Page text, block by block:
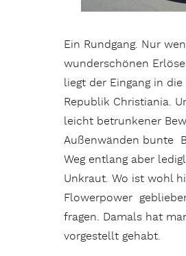
Ein Rundgang. Nur
wunderschönen
liegt der Eingang in
Republik Christiania.
leicht betrunkener
Außenwänden bunte
Weg entlang aber
Unkraut. Wo ist wohl
Flowerpower
fragen. Damals hat
vorgestellt gehabt.